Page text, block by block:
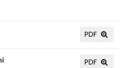
PDF
PDF